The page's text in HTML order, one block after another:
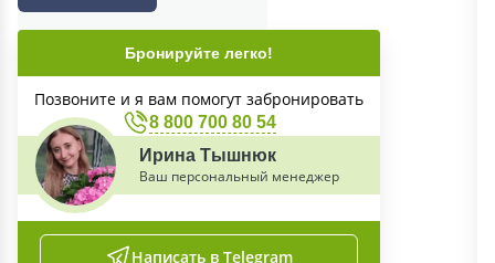
Бронируйте легко!
Позвоните и я вам помогут забронировать
8 800 700 80 54
Ирина Тышнюк
Ваш персональный менеджер
Написать в Telegram